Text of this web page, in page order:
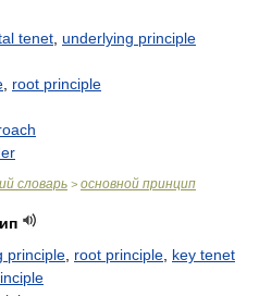
tenet underlying principle
root principle
словарь > основной принцип
principle root principle key tenet